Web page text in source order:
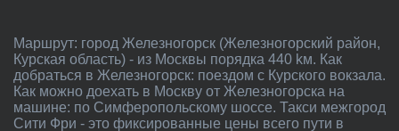
Маршрут: город Железногорск (Железногорский район,
Курская область) - из Москвы порядка 440 kм. Как
добраться в Железногорск: поездом с Курского вокзала.
Как можно доехать в Москву от Железногорска на
машине: по Симферопольскому шоссе. Такси межгород
Сити Фри - это фиксированные цены всего пути в